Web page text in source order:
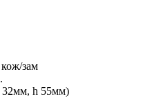
зам
32мм, h 55мм)